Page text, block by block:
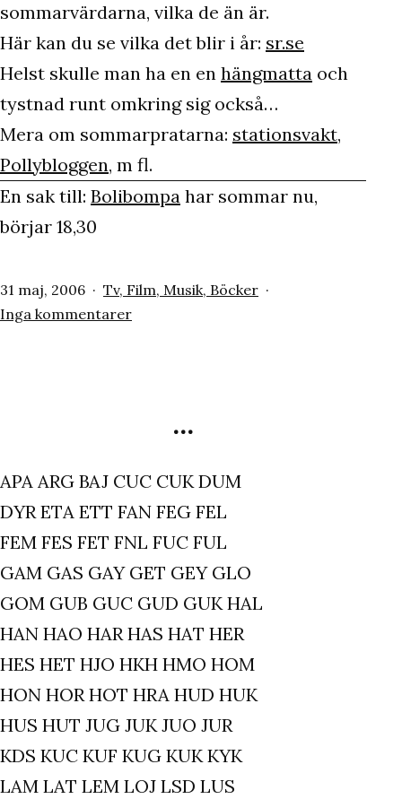
sommarvärdarna, vilka de än är.
Här kan du se vilka det blir i år: sr.se
Helst skulle man ha en en hängmatta och
tystnad runt omkring sig också…
Mera om sommarpratarna: stationsvakt,
Pollybloggen, m fl.
En sak till: Bolibompa har sommar nu,
börjar 18,30
Publicerat
den
31 maj, 2006
Kategoriserat
som
Tv, Film, Musik, Böcker
Inga kommentarertill
…
APA ARG BAJ CUC CUK DUM
DYR ETA ETT FAN FEG FEL
FEM FES FET FNL FUC FUL
GAM GAS GAY GET GEY GLO
GOM GUB GUC GUD GUK HAL
HAN HAO HAR HAS HAT HER
HES HET HJO HKH HMO HOM
HON HOR HOT HRA HUD HUK
HUS HUT JUG JUK JUO JUR
KDS KUC KUF KUG KUK KYK
LAM LAT LEM LOJ LSD LUS